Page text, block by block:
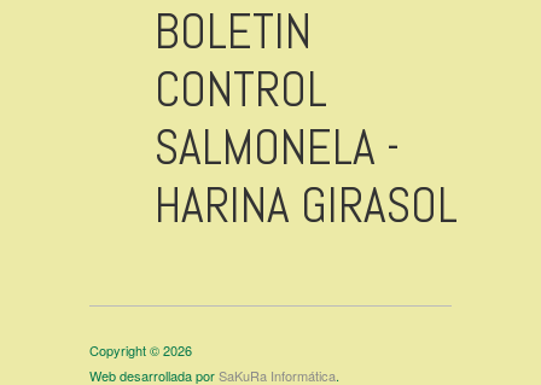
BOLETIN
CONTROL
SALMONELA -
HARINA GIRASOL
Copyright © 2026
Web desarrollada porSaKuRa Informática.